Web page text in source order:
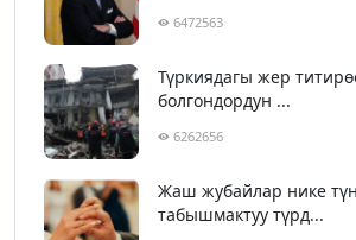
6472563
Түркиядагы жер
болгондордун ...
6262656
Жаш жубайлар нике
табышмактуу түрд...